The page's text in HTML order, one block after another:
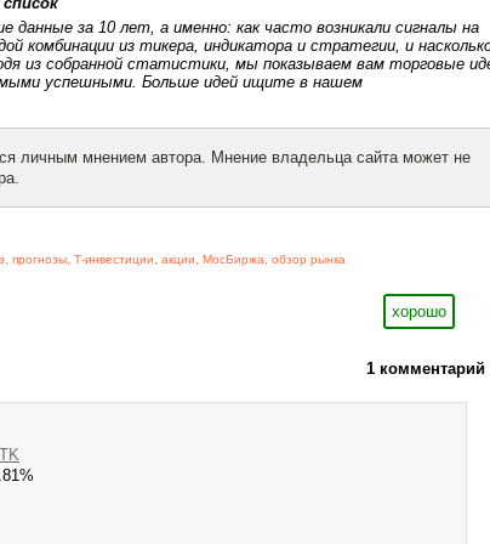
данные за 10 лет, а именно: как часто возникали сигналы на
комбинации из тикера, индикатора и стратегии, и
из собранной статистики, мы показываем вам торговые
успешными. Больше идей ищите в нашем
личным мнением автора. Мнение владельца сайта может не
, прогнозы, Т-инвестиции, акции, МосБиржа, обзор рынка
хорошо
1 комментарий